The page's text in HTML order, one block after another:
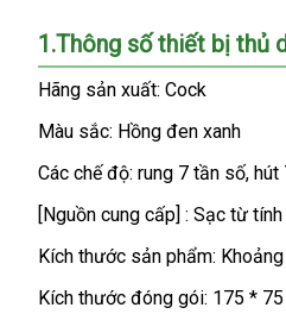
400x400
-
Thiết
bị
thủ
dâm
máy
tập
cho
1.Thông số thiết bị thủ
Hãng sản xuất: Cock
Màu sắc: Hồng đen xanh
Các chế độ: rung 7 tần sốgiá
, hút
[Nguồn cung cấp] : Sạc từ tính
Kích thước sản phẩm:
Kích thước đóng gói: 175 *